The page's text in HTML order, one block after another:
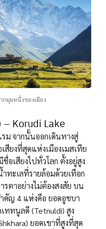
กมุมหนึ่งของเมือง
– Korudi Lake
ม จากนั้นออกเดินทางสู่
สียงที่สุดแห่งเมืองเมสเทีย
อเสียงไปทั่วโลก ตั้งอยู่สูง
ทะเลที่รายล้อมด้วยเทือก
ตาอย่างไม่ต้องสงสัย บน
คัญ 4 แห่งคือ ยอดอูชบา
ททนูลดี (Tetnuldi) สูง
ยอดเขาที่สูงที่สุด